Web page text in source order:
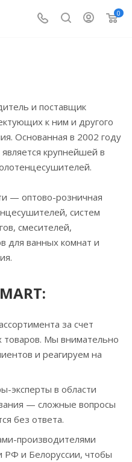
0
и поставщик
к ним и другого
Основанная в 2002 году
крупнейшей в
— оптово-розничная
систем
смесителей,
для ванных комнат и
за счет
товаров. Мы внимательно
и реагируем на
эксперты в области
— сложные вопросы
без ответа.
производителями
РФ и Белоруссии, чтобы